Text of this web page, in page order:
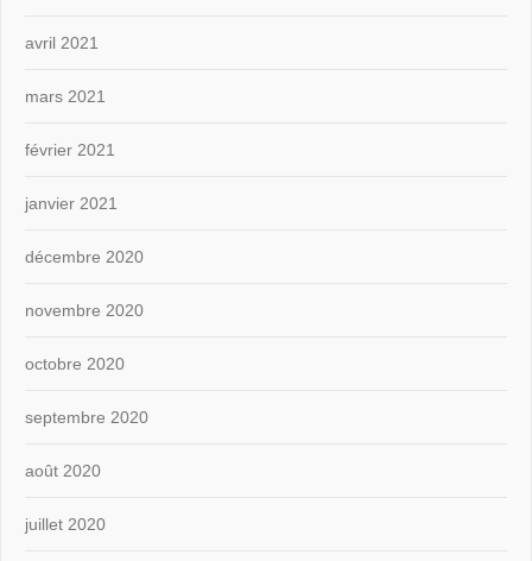
avril 2021
mars 2021
février 2021
janvier 2021
décembre 2020
novembre 2020
octobre 2020
septembre 2020
août 2020
juillet 2020